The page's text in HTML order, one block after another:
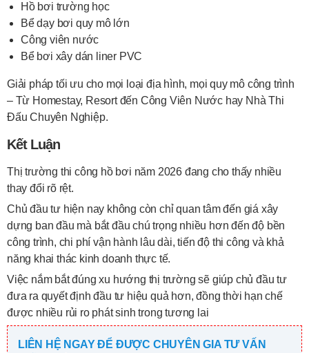
Hồ bơi trường học
Bể dạy bơi quy mô lớn
Công viên nước
Bể bơi xây dán liner PVC
Giải pháp tối ưu cho mọi loại địa hình, mọi quy mô công trình
– Từ Homestay, Resort đến Công Viên Nước hay Nhà Thi
Đấu Chuyên Nghiệp.
Kết Luận
Thị trường thi công hồ bơi năm 2026 đang cho thấy nhiều
thay đổi rõ rệt.
Chủ đầu tư hiện nay không còn chỉ quan tâm đến giá xây
dựng ban đầu mà bắt đầu chú trọng nhiều hơn đến độ bền
công trình, chi phí vận hành lâu dài, tiến độ thi công và khả
năng khai thác kinh doanh thực tế.
Việc nắm bắt đúng xu hướng thị trường sẽ giúp chủ đầu tư
đưa ra quyết định đầu tư hiệu quả hơn, đồng thời hạn chế
được nhiều rủi ro phát sinh trong tương lai
LIÊN HỆ NGAY ĐỂ ĐƯỢC CHUYÊN GIA TƯ VẤN